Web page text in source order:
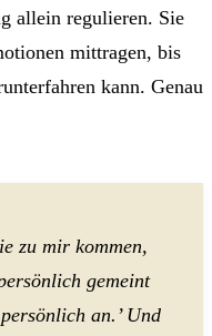
allein regulieren. Sie
mittragen, bis
kann. Genau
zu mir kommen,
gemeint
an.’ Und